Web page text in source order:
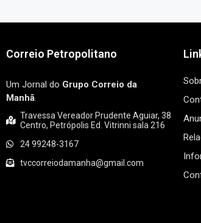
Correio Petropolitano
Um Jornal do Grupo Correio da
Manhã.
Travessa Vereador Prudente Aguiar, 38
Centro, Petrópolis Ed. Vitrinni sala 216
24 99248-3167
tvccorreiodamanha@gmail.com